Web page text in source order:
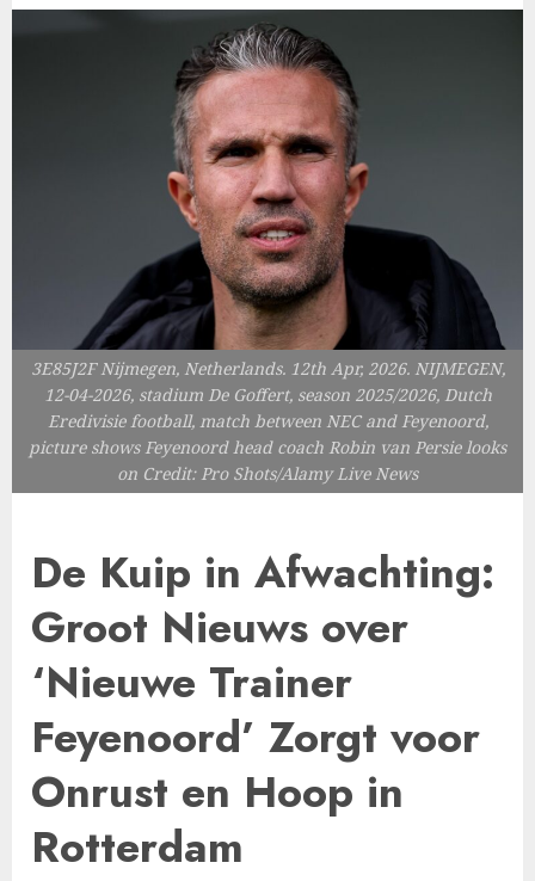
3E85J2F Nijmegen, Netherlands. 12th Apr, 2026. NIJMEGEN,
12-04-2026, stadium De Goffert, season 2025/2026, Dutch
Eredivisie football, match between NEC and Feyenoord,
picture shows Feyenoord head coach Robin van Persie looks
on Credit: Pro Shots/Alamy Live News
De Kuip in Afwachting:
Groot Nieuws over
‘Nieuwe Trainer
Feyenoord’ Zorgt voor
Onrust en Hoop in
Rotterdam